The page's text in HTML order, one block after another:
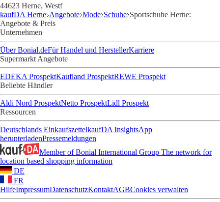
44623 Herne, Westf
kaufDA Herne Angebote Mode Schuhe Sportschuhe Herne:
Angebote & Preis
Unternehmen
Über Bonial.deFür Handel und HerstellerKarriere
Supermarkt Angebote
EDEKA ProspektKaufland ProspektREWE Prospekt
Beliebte Händler
Aldi Nord ProspektNetto ProspektLidl Prospekt
Ressourcen
Deutschlands EinkaufszettelkaufDA InsightsApp
herunterladenPressemeldungen
Member of Bonial International Group The network for
location based shopping information
DE
FR
HilfeImpressumDatenschutzKontaktAGBCookies verwalten